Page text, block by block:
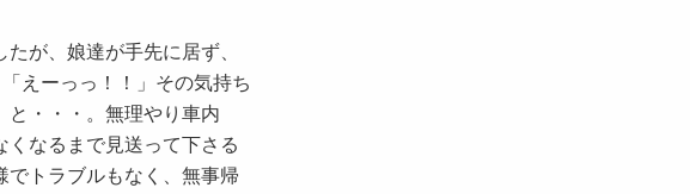
が、娘達が手先に居ず、
えーっっ！！」その気持ち
と・・・。無理やり車内
なるまで見送って下さる
でトラブルもなく、無事帰